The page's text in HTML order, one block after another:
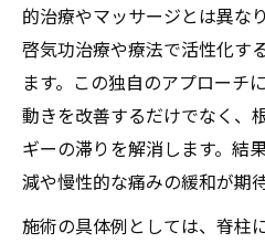
的治療やマッサージとは異な
啓気功治療や療法で活性化す
ます。この独自のアプローチ
動きを改善するだけでなく、
ギーの滞りを解消します。結
減や慢性的な痛みの緩和が期
施術の具体例としては、脊柱